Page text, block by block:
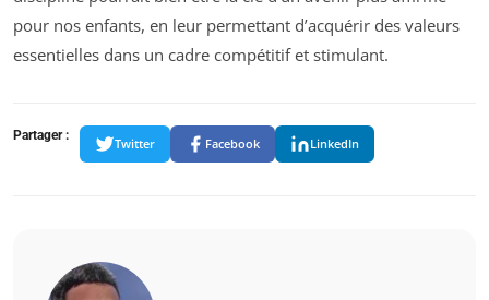
pour nos enfants, en leur permettant d’acquérir des valeurs
essentielles dans un cadre compétitif et stimulant.
Partager :
Twitter Facebook LinkedIn